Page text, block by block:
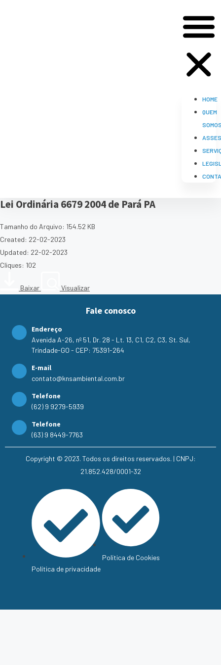
HOME
QUEM
Lei Ordinária 6679 2004 de Pará PA
Tamanho do Arquivo: 154.52 KB
Created: 22-02-2023
Updated: 22-02-2023
Cliques: 102
Baixar Visualizar
Fale conosco
Endereço
Avenida A-26, nº 51, Dr. 28 - Lt. 13, C1, C2, C3, St. Sul,
Trindade-GO - CEP: 75391-264
E-mail
contato@knsambiental.com.br
Telefone
(62) 9 9279-5939
Telefone
(63) 9 8449-7763
Copyright © 2023. Todos os direitos reservados. | CNPJ:
21.852.428/0001-32
Política de privacidade
Política de Cookies